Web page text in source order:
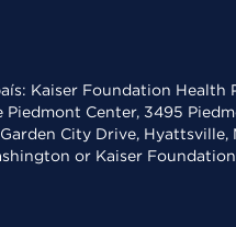
Kaiser Foundation
Center, 3495
City Drive,
or Kaiser